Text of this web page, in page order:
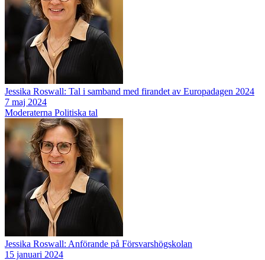
Jessika Roswall: Tal i samband med firandet av Europadagen 2024
7 maj 2024
Moderaterna Politiska tal
Jessika Roswall: Anförande på Försvarshögskolan
15 januari 2024